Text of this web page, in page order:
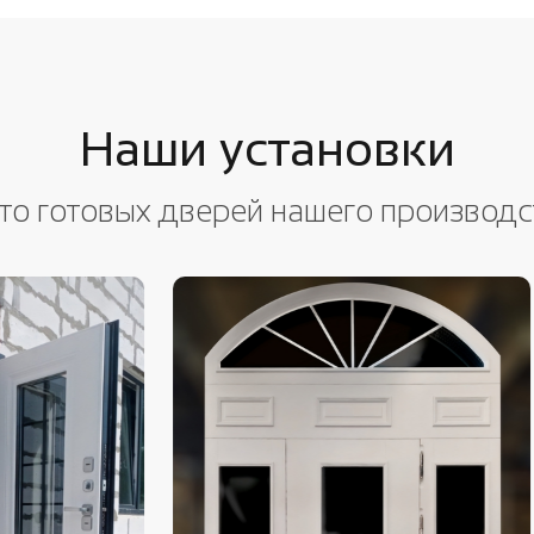
Наши установки
готовых дверей нашего